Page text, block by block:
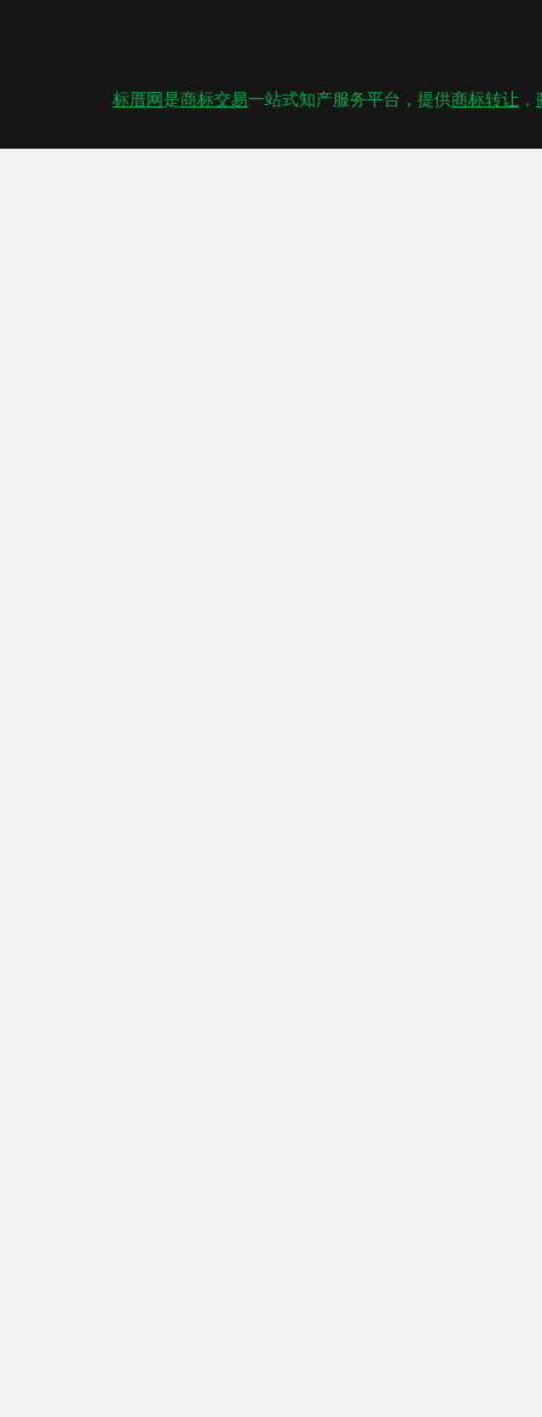
标厝网 是商标交易一站式知产服务平台，提供商标转让 ，